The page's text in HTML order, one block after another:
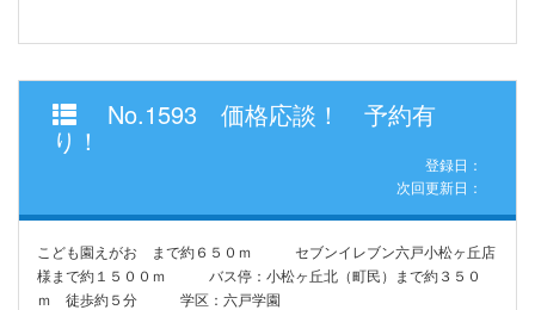
No.1593 価格応談！ 予約有
り！
登録日：
次回更新日：
こども園えがお まで約６５０ｍ セブンイレブン六戸小松ヶ丘店
様まで約１５００ｍ バス停：小松ヶ丘北（町民）まで約３５０
ｍ 徒歩約５分 学区：六戸学園